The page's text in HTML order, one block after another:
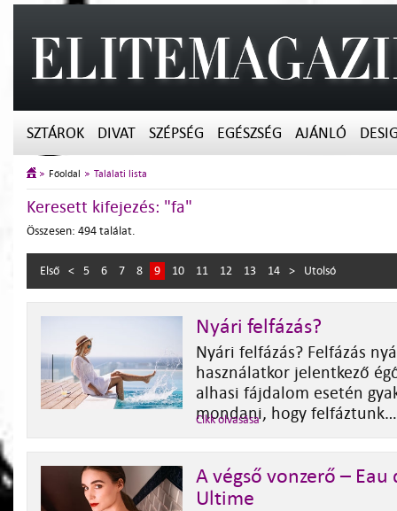
SZTÁROK DIVAT SZÉPSÉG EGÉSZSÉG AJÁNLÓ
Főoldal Találati lista
Keresett kifejezés: "fa"
Összesen: 494 találat.
Első < 5 6 7 8 9 10 11 12 13 14 > Utolsó
Nyári felfázás?
Nyári felfázás? Felfázás
használatkor jelentkező
alhasi fájdalom esetén
mondani, hogy
Cikk olvasása
A végső vonzerő – Eau
Ultime